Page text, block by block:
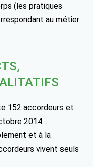
(les pratiques
au métier
152 accordeurs et
2014. .
et à la
vivent seuls